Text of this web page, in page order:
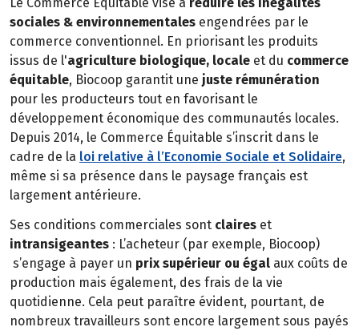
sociales & environnementales engendrées par le
commerce conventionnel. En priorisant les produits
issus de l'agriculture biologique, locale et du commerce
équitable, Biocoop garantit une juste rémunération
pour les producteurs tout en favorisant le
développement économique des communautés locales.
Depuis 2014, le Commerce Équitable s’inscrit dans le
cadre de la loi relative à l’Economie Sociale et Solidaire,
même si sa présence dans le paysage français est
largement antérieure.
Ses conditions commerciales sont claires et
intransigeantes : L’acheteur (par exemple, Biocoop)
s’engage à payer un prix supérieur ou égal aux coûts de
production mais également, des frais de la vie
quotidienne. Cela peut paraître évident, pourtant, de
nombreux travailleurs sont encore largement sous payés